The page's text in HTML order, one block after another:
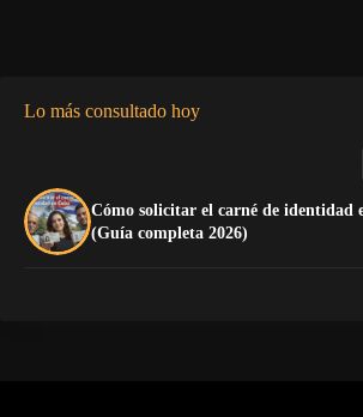
Lo más consultado hoy
Cómo solicitar el carné de identidad
(Guía completa 2026)